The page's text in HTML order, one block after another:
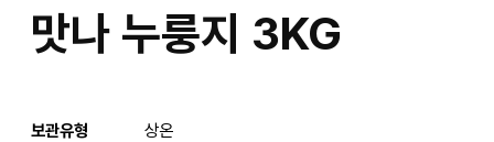
맛나 누룽지 3KG
보관유형 상온